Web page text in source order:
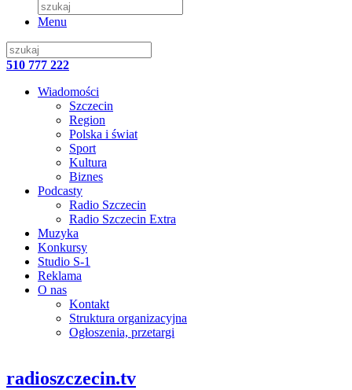
Menu
510 777 222
Wiadomości
Szczecin
Region
Polska i świat
Sport
Kultura
Biznes
Podcasty
Radio Szczecin
Radio Szczecin Extra
Muzyka
Konkursy
Studio S-1
Reklama
O nas
Kontakt
Struktura organizacyjna
Ogłoszenia, przetargi
radioszczecin.tv